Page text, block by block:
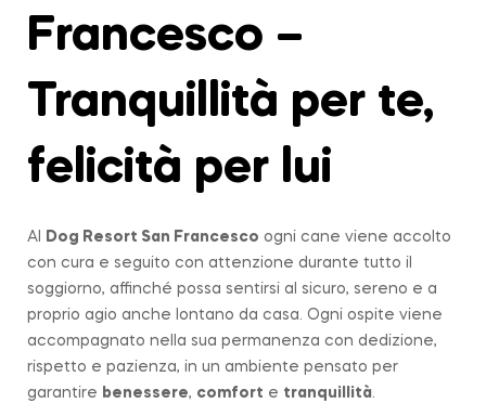
Francesco –
Tranquillità per te,
felicità per lui
Al Dog Resort San Francesco ogni cane viene accolto
con cura e seguito con attenzione durante tutto il
soggiorno, affinché possa sentirsi al sicuro, sereno e a
proprio agio anche lontano da casa. Ogni ospite viene
accompagnato nella sua permanenza con dedizione,
rispetto e pazienza, in un ambiente pensato per
garantire benessere, comfort e tranquillità